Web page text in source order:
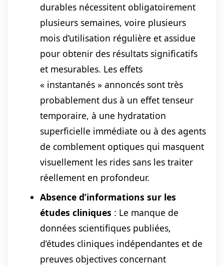
durables nécessitent obligatoirement
plusieurs semaines, voire plusieurs
mois d’utilisation régulière et assidue
pour obtenir des résultats significatifs
et mesurables. Les effets
« instantanés » annoncés sont très
probablement dus à un effet tenseur
temporaire, à une hydratation
superficielle immédiate ou à des agents
de comblement optiques qui masquent
visuellement les rides sans les traiter
réellement en profondeur.
Absence d’informations sur les
études cliniques : Le manque de
données scientifiques publiées,
d’études cliniques indépendantes et de
preuves objectives concernant